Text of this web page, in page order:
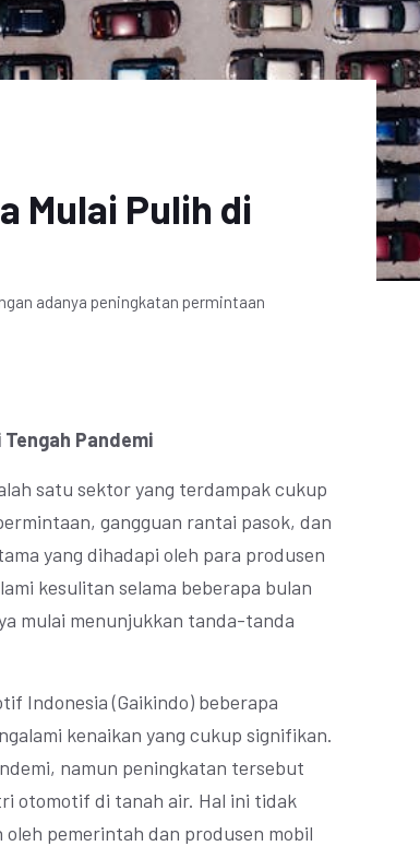
Mulai Pulih di
adanya peningkatan permintaan
Pandemi
satu sektor yang terdampak cukup
gangguan rantai pasok, dan
yang dihadapi oleh para produsen
kesulitan selama beberapa bulan
mulai menunjukkan tanda-tanda
Indonesia (Gaikindo) beberapa
kenaikan yang cukup signifikan.
namun peningkatan tersebut
otomotif di tanah air. Hal ini tidak
pemerintah dan produsen mobil